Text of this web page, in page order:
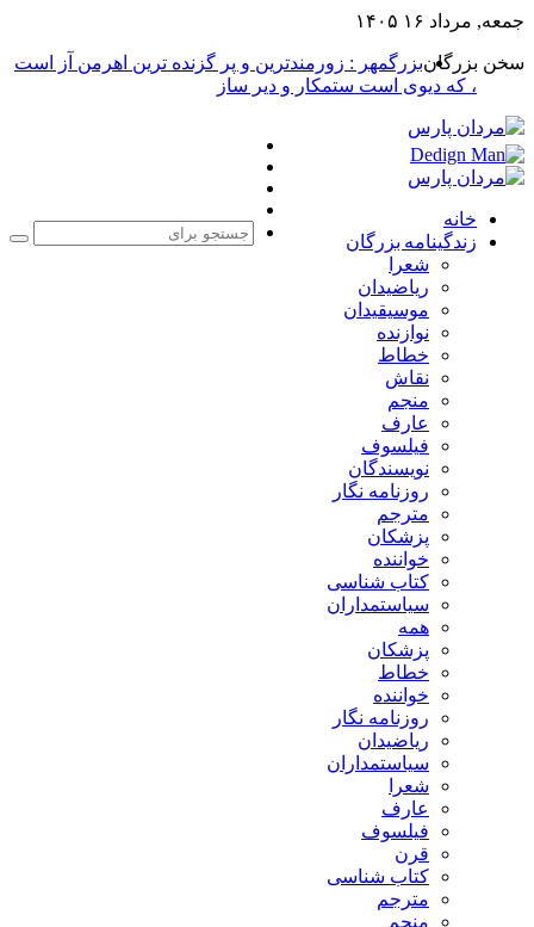
جمعه, مرداد ۱۶ ۱۴۰۵
سخن بزرگانبزرگمهر : زورمندترین و پر گزنده ترین اهرمن آز است
، که دیوی است ستمکار و دیر ساز
خانه
زندگینامه بزرگان
شعرا
ریاضیدان
موسیقیدان
نوازنده
خطاط
نقاش
منجم
عارف
فیلسوف
نویسندگان
روزنامه نگار
مترجم
پزشکان
خواننده
کتاب شناسی
سیاستمداران
همه
پزشکان
خطاط
خواننده
روزنامه نگار
ریاضیدان
سیاستمداران
شعرا
عارف
فیلسوف
قرن
کتاب شناسی
مترجم
منجم